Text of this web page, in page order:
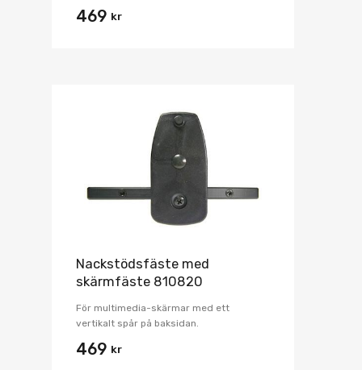
469 kr
Nackstödsfäste med
skärmfäste 810820
För multimedia-skärmar med ett
vertikalt spår på baksidan.
469 kr